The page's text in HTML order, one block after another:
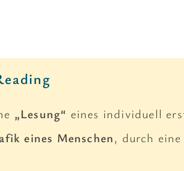
„Lesung“ eines individuell
eines Menschen, durch